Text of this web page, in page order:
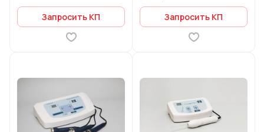
Запросить КП Запросить КП